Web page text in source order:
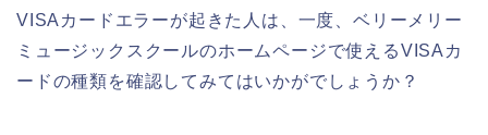
VISAカードエラーが起きた人は、一度、ベリーメリー
ミュージックスクールのホームページで使えるVISAカ
ードの種類を確認してみてはいかがでしょうか？